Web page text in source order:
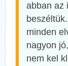
abban az
minden
nagyon
nem kel